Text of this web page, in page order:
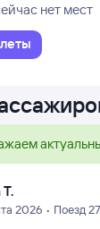
нет мест
2026 • Поезд